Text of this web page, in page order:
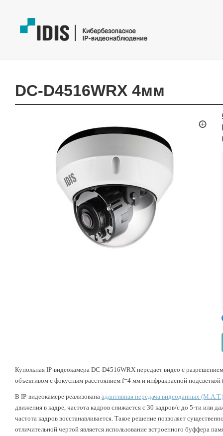
DC-D4516WRX 4мм
Купольная IP-видеокамера DC-D4516WRX передает видео с
объективом с фокусным расстоянием f=4 мм и инфракрасной подсветкой
В IP-видеокамере реализована адаптивная передача видеоданных (M.A.T.)
движения в кадре, частота кадров снижается с 30 кадров/с до 5-ти или
частота кадров восстанавливается. Такое решение позволяет
отличительной чертой является использование встроенного буффера